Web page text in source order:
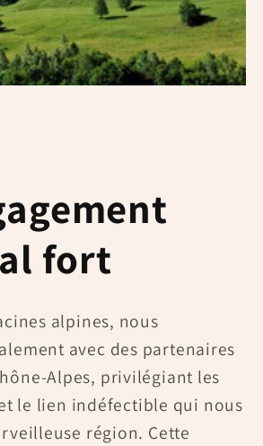
fort
alpines, nous
avec des partenaires
Alpes, privilégiant les
le lien indéfectible qui nous
région. Cette